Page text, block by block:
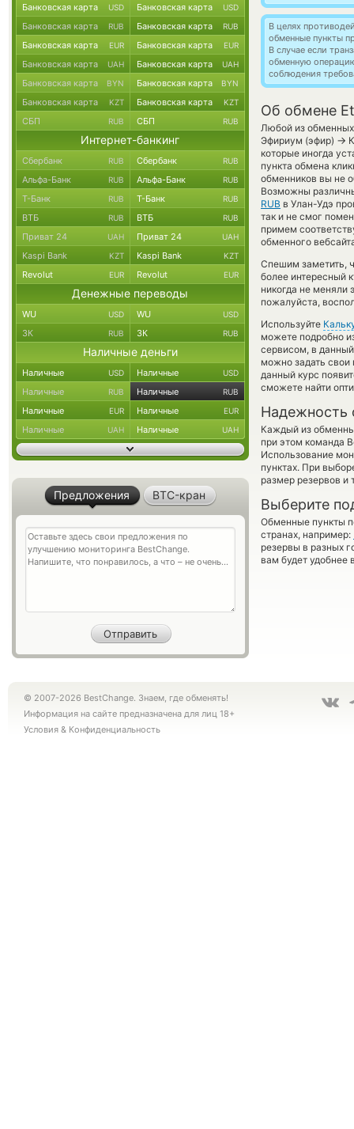
В целях
обменные пункты
В случае если
обменную
соблюдения
Об обмене
Любой из обменных
Эфириум (эфир) →
которые иногда
пункта обмена
обменников вы не
Возможны
RUB в Улан-Удэ
так и не смог
примем
обменного
Спешим заметить,
более интересный
никогда не
пожалуйста,
Используйте
можете подробно
сервисом, в
можно задать свои
данный курс
сможете найти
Надежность
Каждый из
при этом команда
Использование
пунктах. При
размер резервов и
Выберите
Обменные пункты
странах, например:
резервы в разных
вам будет удобнее
Банковская карта USD Банковская карта USD
Банковская карта RUB Банковская карта RUB
Банковская карта EUR Банковская карта EUR
Банковская карта UAH Банковская карта UAH
Банковская карта BYN Банковская карта BYN
Банковская карта KZT Банковская карта KZT
СБП RUB СБП RUB
Интернет-банкинг
Сбербанк RUB Сбербанк RUB
Альфа-Банк RUB Альфа-Банк RUB
Т-Банк RUB Т-Банк RUB
ВТБ RUB ВТБ RUB
Приват 24 UAH Приват 24 UAH
Kaspi Bank KZT Kaspi Bank KZT
Revolut EUR Revolut EUR
Денежные переводы
WU USD WU USD
ЗК RUB ЗК RUB
Наличные деньги
Наличные USD Наличные USD
Наличные RUB Наличные RUB
Наличные EUR Наличные EUR
Наличные UAH Наличные UAH
Предложения BTC-кран
© 2007-2026 BestChange. Знаем, где обменять!
Информация на сайте предназначена для лиц 18+
Условия & Конфиденциальность